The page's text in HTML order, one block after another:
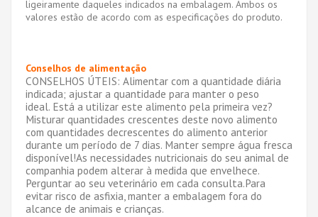
ligeiramente daqueles indicados na embalagem. Ambos os
valores estão de acordo com as especificações do produto.
Conselhos de alimentação
CONSELHOS ÚTEIS: Alimentar com a quantidade diária
indicada; ajustar a quantidade para manter o peso
ideal. Está a utilizar este alimento pela primeira vez?
Misturar quantidades crescentes deste novo alimento
com quantidades decrescentes do alimento anterior
durante um período de 7 dias. Manter sempre água fresca
disponível!As necessidades nutricionais do seu animal de
companhia podem alterar à medida que envelhece.
Perguntar ao seu veterinário em cada consulta.Para
evitar risco de asfixia, manter a embalagem fora do
alcance de animais e crianças.